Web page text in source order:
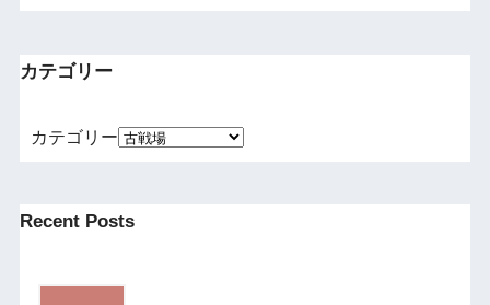
カテゴリー
カテゴリー
Recent Posts